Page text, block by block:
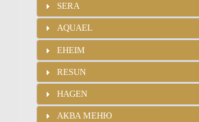
SERA
AQUAEL
EHEIM
RESUN
HAGEN
АКВА МЕНЮ